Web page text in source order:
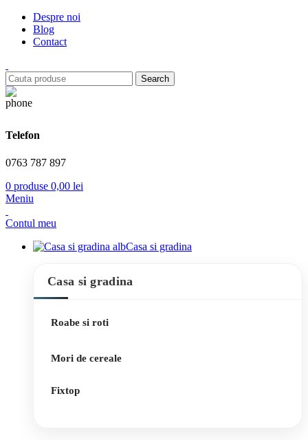
Despre noi
Blog
Contact
Search
Telefon
0763 787 897
0 produse 0,00 lei
Meniu
Contul meu
Casa si gradina
Casa si gradina
Roabe si roti
Mori de cereale
Fixtop